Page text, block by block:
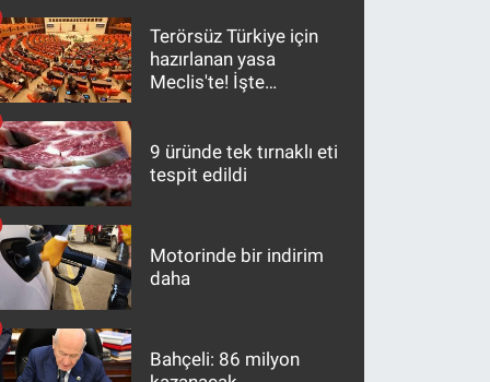
Terörsüz Türkiye için
hazırlanan yasa
Meclis'te! İşte
9 üründe tek tırnaklı eti
tespit edildi
Motorinde bir indirim
daha
Bahçeli: 86 milyon